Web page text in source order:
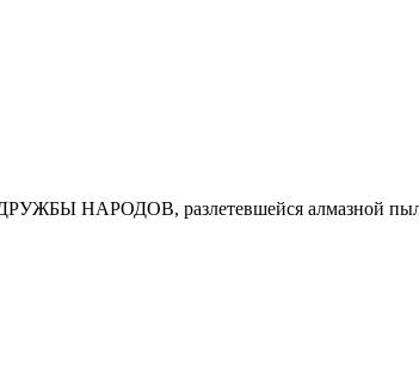
НАРОДОВ, разлетевшейся алмазной